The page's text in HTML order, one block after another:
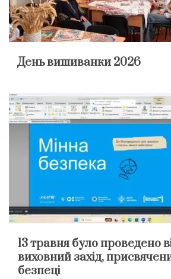
День вишиванки 2026
13 травня було проведено
виховний захід,
безпеці